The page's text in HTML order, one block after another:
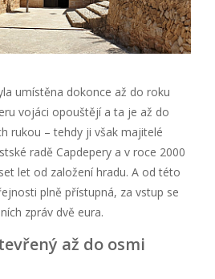
umístěna dokonce až do roku
vojáci opouštějí a ta je až do
rukou – tehdy ji však majitelé
radě Capdepery a v roce 2000
let od založení hradu. A od této
plně přístupná, za vstup se
zpráv dvě eura.
až do osmi